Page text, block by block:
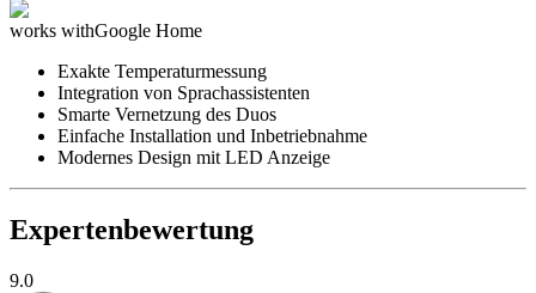
works withGoogle Home
Exakte Temperaturmessung
Integration von Sprachassistenten
Smarte Vernetzung des Duos
Einfache Installation und Inbetriebnahme
Modernes Design mit LED Anzeige
Expertenbewertung
9.0